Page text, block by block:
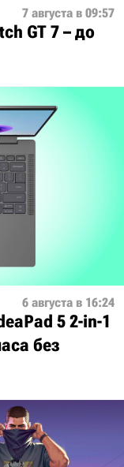
7 августа в 09:57
GT 7 – до
6 августа в 16:24
5 2-in-1
без